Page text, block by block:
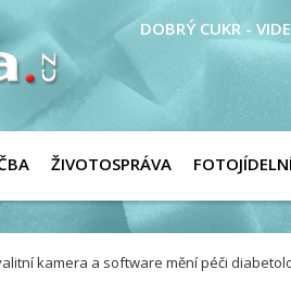
DOBRÝ CUKR -
ŽIVOTOSPRÁVA
kamera a software mění péči